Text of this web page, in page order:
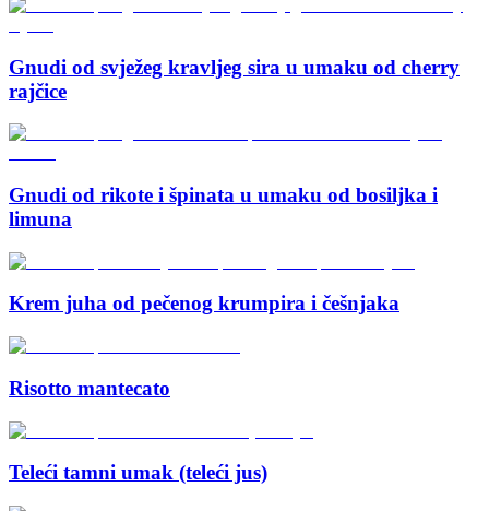
Gnudi od svježeg kravljeg sira u umaku od cherry
rajčice
Gnudi od rikote i špinata u umaku od bosiljka i
limuna
Krem juha od pečenog krumpira i češnjaka
Risotto mantecato
Teleći tamni umak (teleći jus)